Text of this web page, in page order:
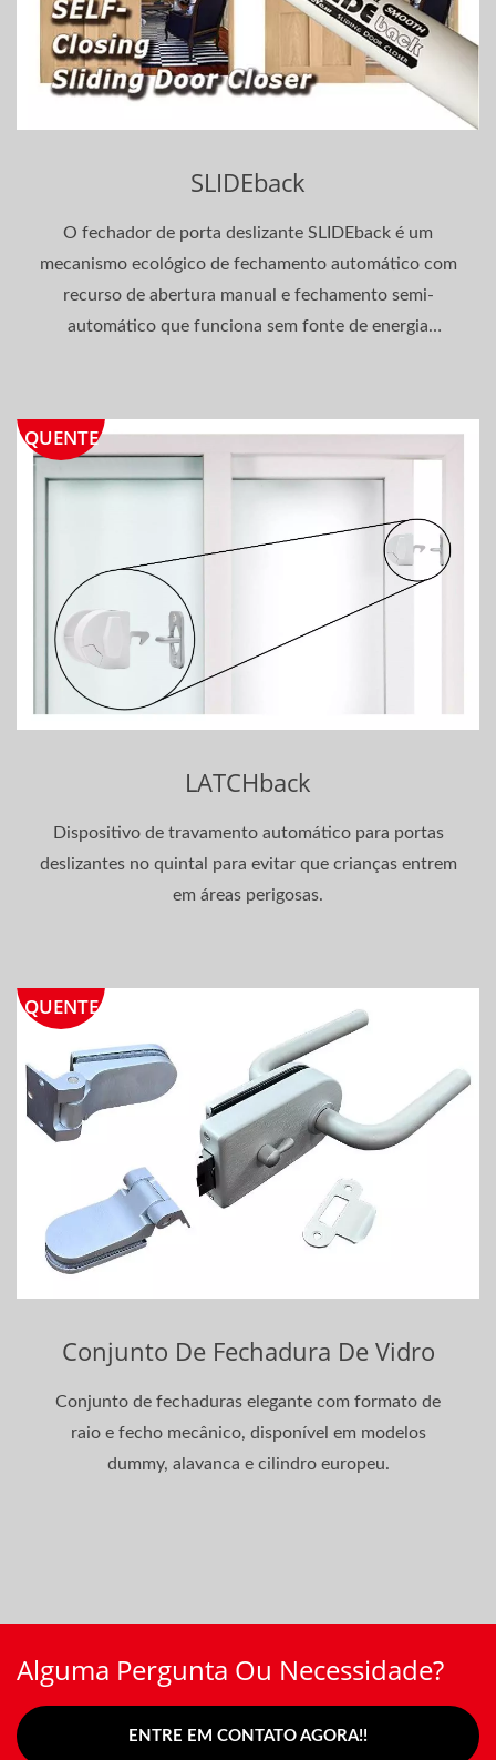
SLIDEback
O fechador de porta deslizante SLIDEback é um
mecanismo ecológico de fechamento automático com
recurso de abertura manual e fechamento semi-
automático que funciona sem fonte de energia
QUENTE
LATCHback
Dispositivo de travamento automático para portas
deslizantes no quintal para evitar que crianças entrem
em áreas perigosas.
QUENTE
Conjunto De Fechadura De Vidro
Conjunto de fechaduras elegante com formato de
raio e fecho mecânico, disponível em modelos
dummy, alavanca e cilindro europeu.
Alguma Pergunta Ou Necessidade?
ENTRE EM CONTATO AGORA!!